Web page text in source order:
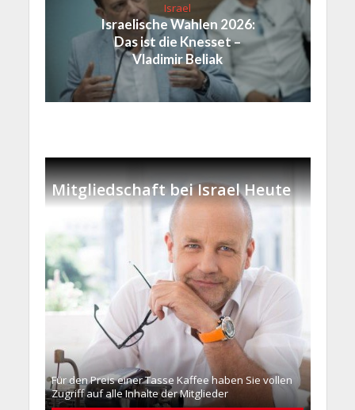
Israel
Israelische Wahlen 2026:
Das ist die Knesset –
Vladimir Beliak
Mitgliedschaft bei Israel Heute
Für den Preis einer Tasse Kaffee haben Sie vollen
Zugriff auf alle Inhalte der Mitglieder